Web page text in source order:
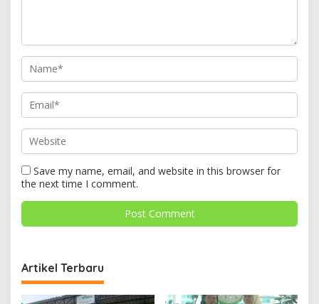
Save my name, email, and website in this browser for
the next time I comment.
Artikel Terbaru